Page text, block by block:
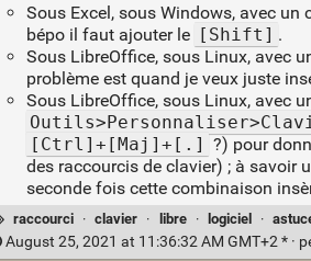
Sous Excel, sous Windows, avec un
bépo il faut ajouter le [Shift] .
Sous LibreOffice, sous Linux, avec
problème est quand je veux juste
Sous LibreOffice, sous Linux, avec
[Ctrl]+[Maj]+[.] ?) pour
des raccourcis de clavier) ; à savoir
seconde fois cette combinaison
raccourci · clavier · libre · logiciel ·
August 25, 2021 at 11:36:32 AM GMT+2 * ·